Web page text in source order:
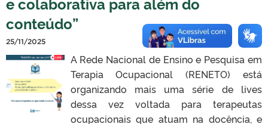
conteúdo”
25/11/2025
A Rede Nacional de Ensino e Pesquisa em
Terapia Ocupacional (RENETO) está
organizando mais uma série de lives
dessa vez voltada para terapeutas
ocupacionais que atuam na docência, e